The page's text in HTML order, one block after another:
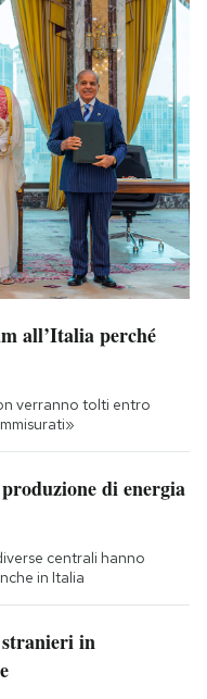
all’Italia perché
verranno tolti entro
di energia
centrali hanno
in Italia
in